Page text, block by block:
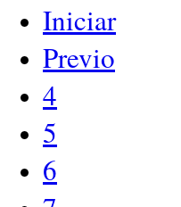
Iniciar
Previo
4
5
6